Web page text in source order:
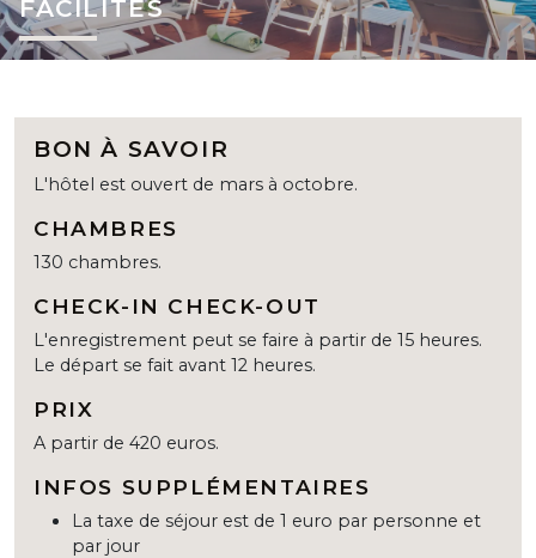
FACILITÉS
BON À SAVOIR
L'hôtel est ouvert de mars à octobre.
CHAMBRES
130 chambres.
CHECK-IN CHECK-OUT
L'enregistrement peut se faire à partir de 15 heures.
Le départ se fait avant 12 heures.
PRIX
A partir de 420 euros.
INFOS SUPPLÉMENTAIRES
La taxe de séjour est de 1 euro par personne et
par jour